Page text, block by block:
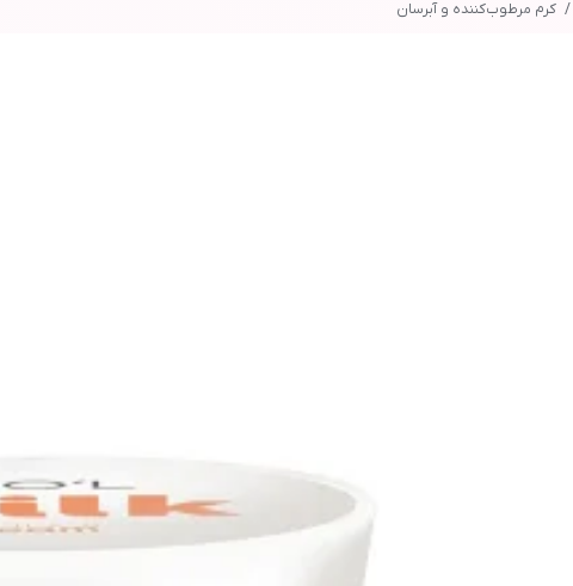
کرم مرطوب‌کننده و آبرسان